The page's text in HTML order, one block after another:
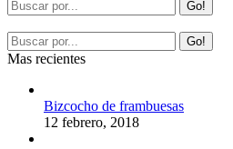
Mas recientes
Bizcocho de frambuesas
12 febrero, 2018